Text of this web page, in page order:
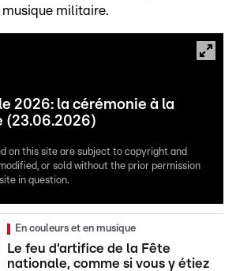
militaire.
2026: la cérémonie à la
(23.06.2026)
on this site are subject to copyright and
or sold without the prior permission
in question.
En couleurs et en musique
Le feu d'artifice de la Fête
nationale, comme si vous y étiez